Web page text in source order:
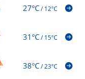
27°C/12°C
31°C/15°C
38°C/23°C